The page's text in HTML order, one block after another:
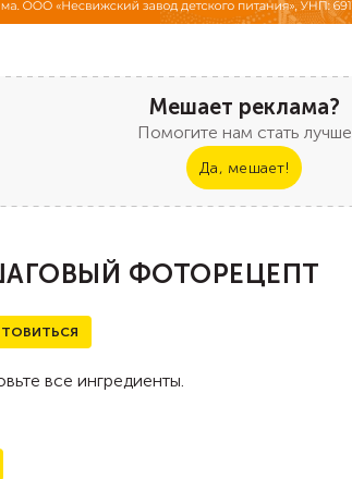
Мешает реклама?
Помогите нам стать лучше
Да, мешает!
ФОТОРЕЦЕПТ
все ингредиенты.